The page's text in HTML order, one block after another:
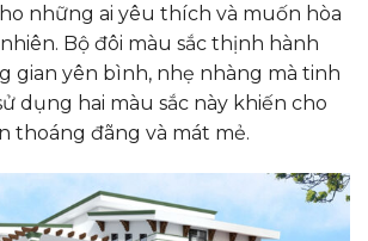
những ai yêu thích và muốn hòa
Bộ đôi màu sắc thịnh hành
gian yên bình, nhẹ nhàng mà tinh
dụng hai màu sắc này khiến cho
thoáng đãng và mát mẻ.